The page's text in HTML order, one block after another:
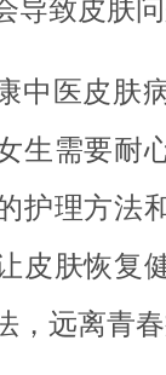
导致皮肤问
中医皮肤
生需要耐
护理方法
皮肤恢复
，远离青春